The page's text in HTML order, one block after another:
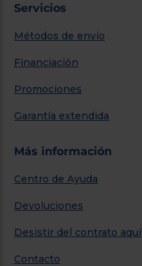
Servicios
Métodos de envío
Financiación
Promociones
Garantía extendida
Más información
Centro de Ayuda
Devoluciones
Desistir del contrato aquí
Contacto